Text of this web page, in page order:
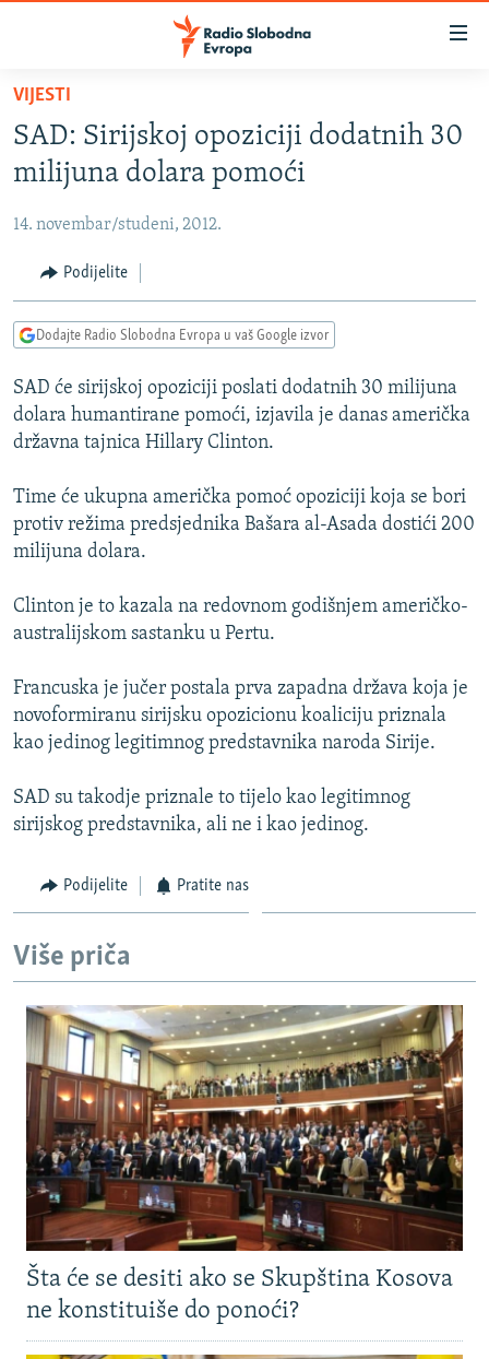
Pređite
glavni
sadržaj
na
navigaciju
Pređite
na
BOSNA I HERCEGOVINA
SRBIJA
KOSOVO
CRNA GORA
VIDEO
FOTOGALERIJE
INFOGRAFIKE
PODCASTI
RAT U UKRAJINI
KINA NA BALKANU
ISPRIČAJ MI
DNEVNO@RSE
VIŠE OD NASLOVA
POPLAVE I KLIZIŠTA U BIH 2024.
TV LIBERTY
POST SCRIPTUM
MOJA EVROPA
NASTANAK I RASPAD JUGOSLAVIJE
PRATITE NAS
Sve RFE/RL stranice
VIJESTI
SAD: Sirijskoj opoziciji dodatnih 30
milijuna dolara pomoći
14. novembar/studeni, 2012.
Podijelite
Dodajte Radio Slobodna Evropa u vaš Google izvor
SAD će sirijskoj opoziciji poslati dodatnih 30 milijuna
dolara humantirane pomoći, izjavila je danas američka
državna tajnica Hillary Clinton.
Time će ukupna američka pomoć opoziciji koja se bori
protiv režima predsjednika Bašara al-Asada dostići 200
milijuna dolara.
Clinton je to kazala na redovnom godišnjem američko-
australijskom sastanku u Pertu.
Francuska je jučer postala prva zapadna država koja je
novoformiranu sirijsku opozicionu koaliciju priznala
kao jedinog legitimnog predstavnika naroda Sirije.
SAD su takodje priznale to tijelo kao legitimnog
sirijskog predstavnika, ali ne i kao jedinog.
Podijelite Pratite nas
Više priča
Šta će se desiti ako se Skupština Kosova
ne konstituiše do ponoći?